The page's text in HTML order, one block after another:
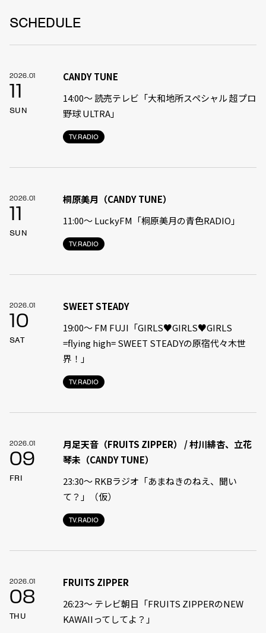
SCHEDULE
2026.01
11
SUN
TV.RADIO
CANDY TUNE
14:00〜 読売テレビ「大和地所スペシャル 超プロ
野球 ULTRA」
2026.01
11
SUN
TV.RADIO
桐原美月（CANDY TUNE）
11:00〜 LuckyFM「桐原美月の青色RADIO」
2026.01
10
SAT
TV.RADIO
SWEET STEADY
19:00〜 FM FUJI「GIRLS♥GIRLS♥GIRLS
=flying high= SWEET STEADYの原宿代々木世
界！」
2026.01
09
FRI
TV.RADIO
月足天音（FRUITS ZIPPER） / 村川緋杏、立花
琴未（CANDY TUNE）
23:30〜 RKBラジオ「あまねきのねえ、聞い
て？」（仮）
2026.01
08
THU
FRUITS ZIPPER
26:23〜 テレビ朝日「FRUITS ZIPPERのNEW
KAWAIIってしてよ？」